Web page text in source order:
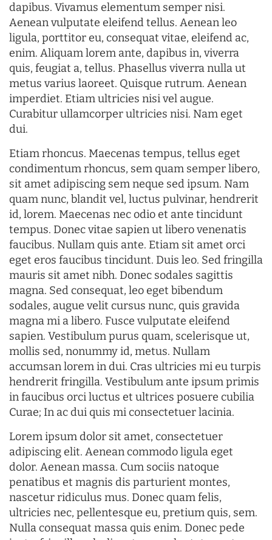
dapibus. Vivamus elementum semper nisi.
Aenean vulputate eleifend tellus. Aenean leo
ligula, porttitor eu, consequat vitae, eleifend ac,
enim. Aliquam lorem ante, dapibus in, viverra
quis, feugiat a, tellus. Phasellus viverra nulla ut
metus varius laoreet. Quisque rutrum. Aenean
imperdiet. Etiam ultricies nisi vel augue.
Curabitur ullamcorper ultricies nisi. Nam eget
dui.
Etiam rhoncus. Maecenas tempus, tellus eget
condimentum rhoncus, sem quam semper libero,
sit amet adipiscing sem neque sed ipsum. Nam
quam nunc, blandit vel, luctus pulvinar, hendrerit
id, lorem. Maecenas nec odio et ante tincidunt
tempus. Donec vitae sapien ut libero venenatis
faucibus. Nullam quis ante. Etiam sit amet orci
eget eros faucibus tincidunt. Duis leo. Sed fringilla
mauris sit amet nibh. Donec sodales sagittis
magna. Sed consequat, leo eget bibendum
sodales, augue velit cursus nunc, quis gravida
magna mi a libero. Fusce vulputate eleifend
sapien. Vestibulum purus quam, scelerisque ut,
mollis sed, nonummy id, metus. Nullam
accumsan lorem in dui. Cras ultricies mi eu turpis
hendrerit fringilla. Vestibulum ante ipsum primis
in faucibus orci luctus et ultrices posuere cubilia
Curae; In ac dui quis mi consectetuer lacinia.
Lorem ipsum dolor sit amet, consectetuer
adipiscing elit. Aenean commodo ligula eget
dolor. Aenean massa. Cum sociis natoque
penatibus et magnis dis parturient montes,
nascetur ridiculus mus. Donec quam felis,
ultricies nec, pellentesque eu, pretium quis, sem.
Nulla consequat massa quis enim. Donec pede